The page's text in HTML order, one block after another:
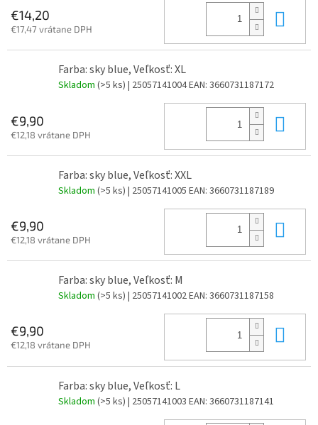
€14,20
€17,47 vrátane DPH
Farba: sky blue, Veľkosť: XL
Skladom (>5 ks) | 25057141004EAN: 3660731187172
€9,90
€12,18 vrátane DPH
Farba: sky blue, Veľkosť: XXL
Skladom (>5 ks) | 25057141005 EAN: 3660731187189
€9,90
€12,18 vrátane DPH
Farba: sky blue, Veľkosť: M
Skladom (>5 ks) | 25057141002EAN: 3660731187158
€9,90
€12,18 vrátane DPH
Farba: sky blue, Veľkosť: L
Skladom (>5 ks) | 25057141003 EAN: 3660731187141